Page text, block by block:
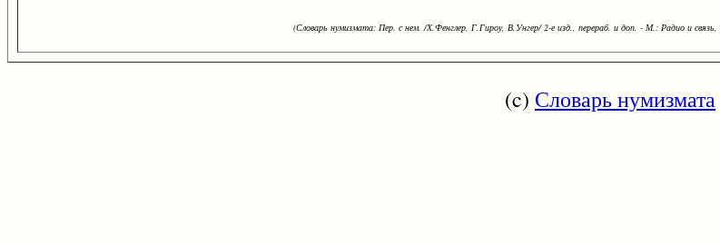
(Словарь нумизмата: Пер. с нем. /Х.Фенглер, Г.Гироу, В.Унгер/ 2-е изд., перераб. и доп. - М.: Радио и связь,
(c) Словарь нумизмата